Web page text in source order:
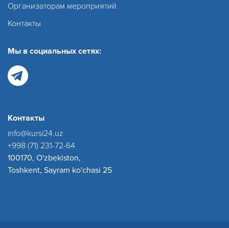
Организаторам мероприятий
Контакты
Мы в социальных сетях:
Контакты
info@kursi24.uz
+998 (71) 231-72-64
100170, O'zbekiston,
Toshkent, Sayram ko'chasi 25